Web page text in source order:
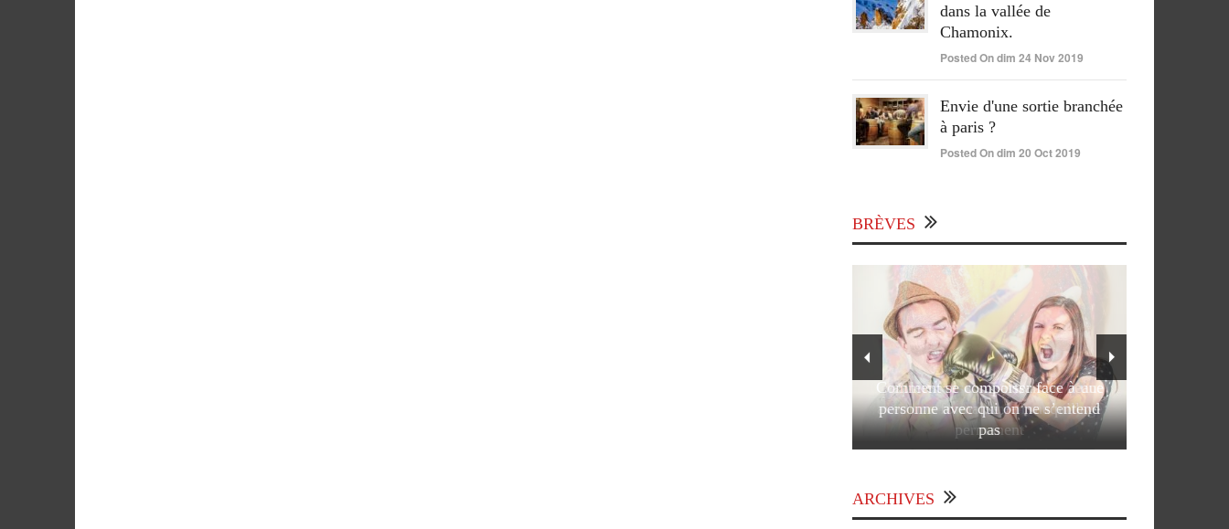
dans la vallée de
Chamonix.
Posted On dim 24 Nov 2019
Envie d'une sortie branchée
à paris ?
Posted On dim 20 Oct 2019
BRÈVES
Comment se comporter face à une
personne avec qui on ne s’entend
pas
ARCHIVES